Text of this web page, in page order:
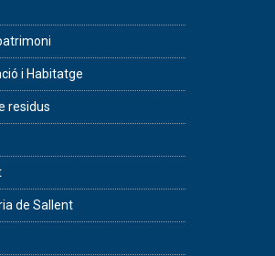
i Habitatge
residus
de Sallent